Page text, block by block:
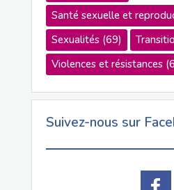
Santé sexuelle et
Sexualités(69)
Violences et résistances
Suivez-nous sur